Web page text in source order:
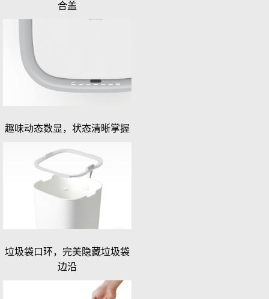
合盖
趣味动态数显，状态清晰掌握
垃圾袋口环，完美隐藏垃圾袋
边沿